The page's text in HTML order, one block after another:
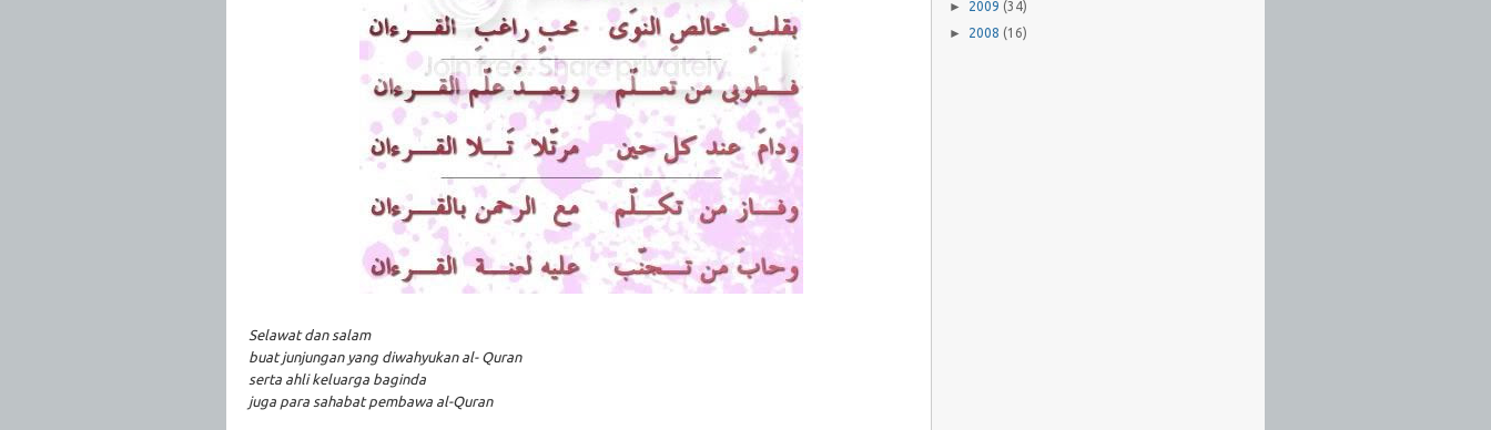
Selawat dan salam
buat junjungan yang diwahyukan al- Quran
serta ahli keluarga baginda
juga para sahabat pembawa al-Quran
► 2009 (34)
► 2008 (16)